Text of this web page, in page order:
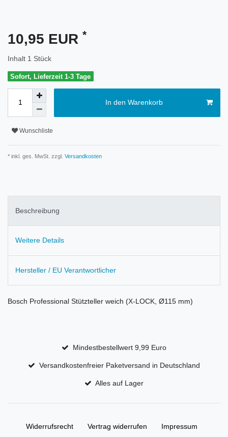
10,95 EUR *
Inhalt 1 Stück
Sofort, Lieferzeit 1-3 Tage
In den Warenkorb
Wunschliste
* inkl. ges. MwSt. zzgl. Versandkosten
Beschreibung
Weitere Details
Hersteller / EU Verantwortlicher
Bosch Professional Stützteller weich (X-LOCK, Ø115 mm)
Mindestbestellwert 9,99 Euro
Versandkostenfreier Paketversand in Deutschland
Alles auf Lager
Widerrufs­recht Vertrag widerrufen Impressum